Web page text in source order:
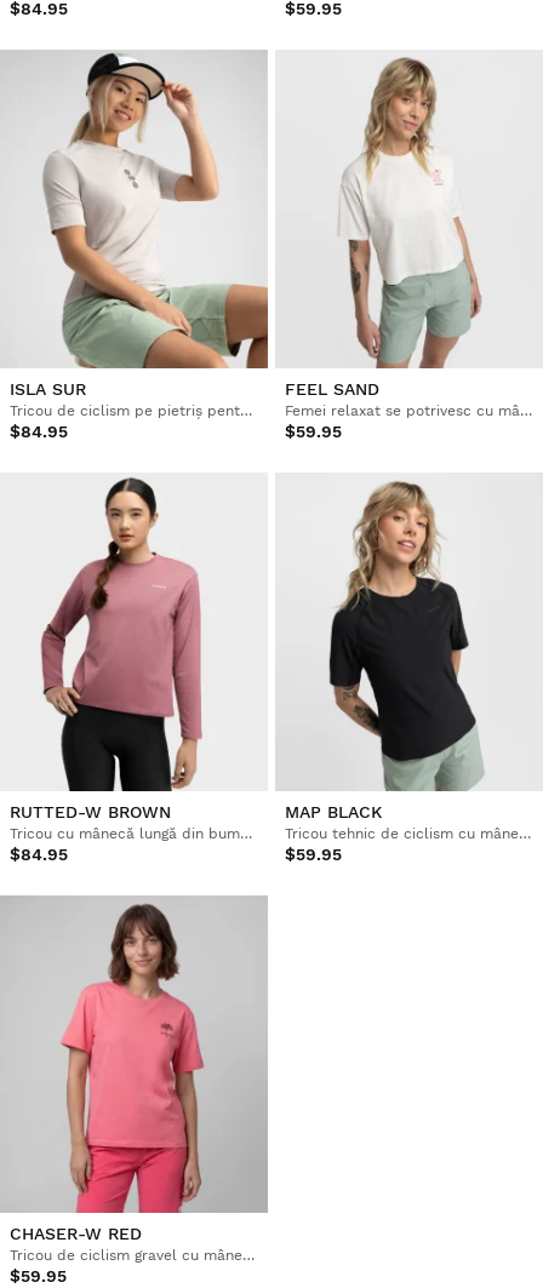
$84.95 $59.95
ISLA SUR
Tricou de ciclism pe pietriș pentru femei
$84.95
FEEL SAND
Femei relaxat se potrivesc cu mânecă scurtă bikepacking T-shirt
$59.95
RUTTED-W BROWN
Tricou cu mânecă lungă din bumbac pentru femei, model gravel
$84.95
MAP BLACK
Tricou tehnic de ciclism cu mânecă scurtă pentru femei
$59.95
CHASER-W RED
Tricou de ciclism gravel cu mânecă scurtă din bumbac pentru femei
$59.95